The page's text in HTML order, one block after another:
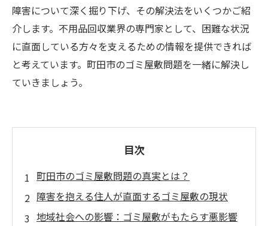
障害について深く掘り下げ、その解決法をいくつかご紹
介します。不用品回収業界の専門家として、困難な状況
に直面している方々を支えるための情報を提供できれば
と考えています。町田市のゴミ屋敷問題を一緒に解決し
ていきましょう。
目次
町田市のゴミ屋敷問題の真実とは？
障害を抱える住人が直面するゴミ屋敷の現状
地域社会への影響：ゴミ屋敷がもたらす悪影響